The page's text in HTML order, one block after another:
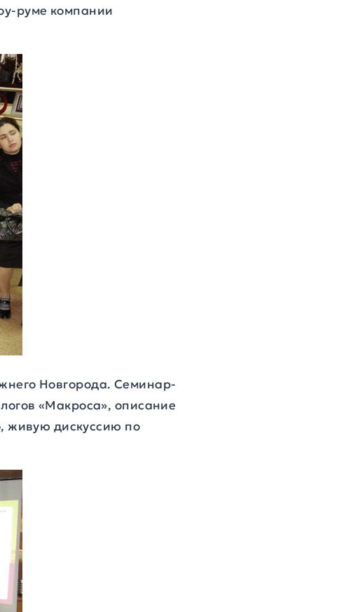
руме компании
Новгорода. Семинар-
«Макроса», описание
живую дискуссию по